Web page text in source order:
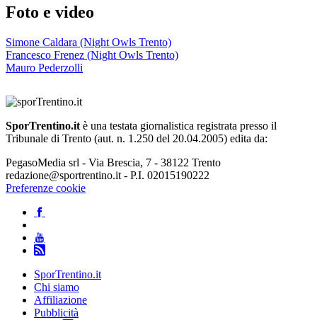
Foto e video
Simone Caldara (Night Owls Trento)
Francesco Frenez (Night Owls Trento)
Mauro Pederzolli
SporTrentino.it è una testata giornalistica registrata presso il
Tribunale di Trento (aut. n. 1.250 del 20.04.2005) edita da:
PegasoMedia srl - Via Brescia, 7 - 38122 Trento
redazione@sportrentino.it - P.I. 02015190222
Preferenze cookie
SporTrentino.it
Chi siamo
Affiliazione
Pubblicità